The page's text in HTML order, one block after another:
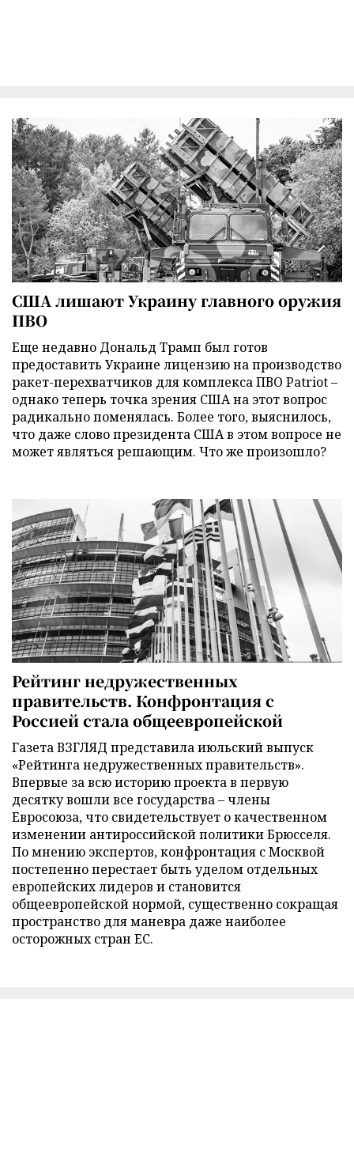
США лишают Украину главного оружия
ПВО
Еще недавно Дональд Трамп был готов
предоставить Украине лицензию на производство
ракет-перехватчиков для комплекса ПВО Patriot –
однако теперь точка зрения США на этот вопрос
радикально поменялась. Более того, выяснилось,
что даже слово президента США в этом вопросе не
может являться решающим. Что же произошло?
Рейтинг недружественных
правительств. Конфронтация с
Россией стала общеевропейской
Газета ВЗГЛЯД представила июльский выпуск
«Рейтинга недружественных правительств».
Впервые за всю историю проекта в первую
десятку вошли все государства – члены
Евросоюза, что свидетельствует о качественном
изменении антироссийской политики Брюсселя.
По мнению экспертов, конфронтация с Москвой
постепенно перестает быть уделом отдельных
европейских лидеров и становится
общеевропейской нормой, существенно сокращая
пространство для маневра даже наиболее
осторожных стран ЕС.